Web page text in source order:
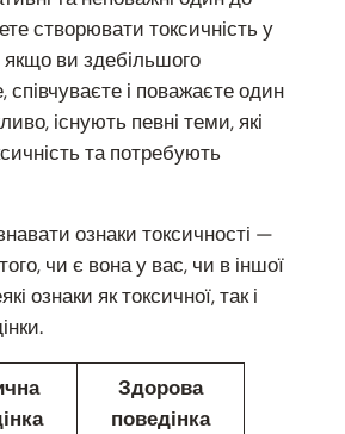
створювати токсичність у
ви здебільшого
співчуваєте і поважаєте один
існують певні теми, які
та потребують
ознаки токсичності —
чи є вона у вас, чи в іншої
ознаки як токсичної, так і
Здорова
поведінка